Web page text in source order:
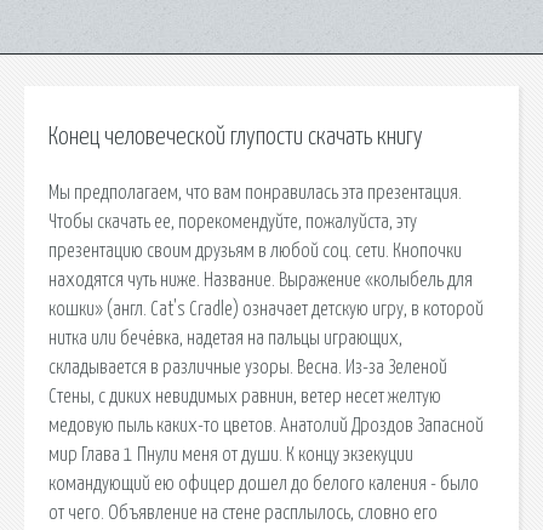
Конец человеческой глупости скачать книгу
Мы предполагаем, что вам понравилась эта презентация.
Чтобы скачать ее, порекомендуйте, пожалуйста, эту
презентацию своим друзьям в любой соц. сети. Кнопочки
находятся чуть ниже. Название. Выражение «колыбель для
кошки» (англ. Cat's Cradle) означает детскую игру, в которой
нитка или бечёвка, надетая на пальцы играющих,
складывается в различные узоры. Весна. Из-за Зеленой
Стены, с диких невидимых равнин, ветер несет желтую
медовую пыль каких-то цветов. Анатолий Дроздов Запасной
мир Глава 1 Пнули меня от души. К концу экзекуции
командующий ею офицер дошел до белого каления - было
от чего. Объявление на стене расплылось, словно его